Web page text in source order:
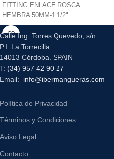
FITTING ENLACE ROSCA
HEMBRA 50MM-1 1/2"
Calle Ing. Torres Quevedo, s/n
P.I. La Torrecilla
14013 Córdoba. SPAIN
T: (34) 957 42 90 27
Email: info@ibermangueras.com
Política de Privacidad
Términos y Condiciones
Aviso Legal
Contacto